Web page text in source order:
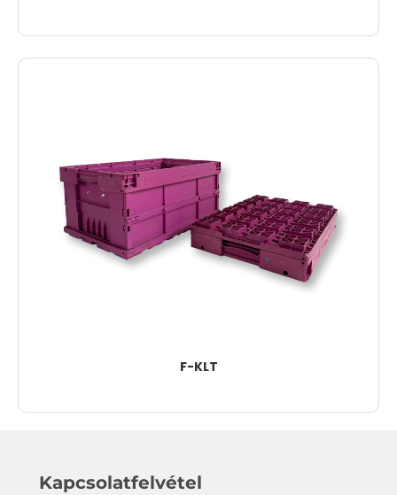
F-KLT
Kapcsolatfelvétel